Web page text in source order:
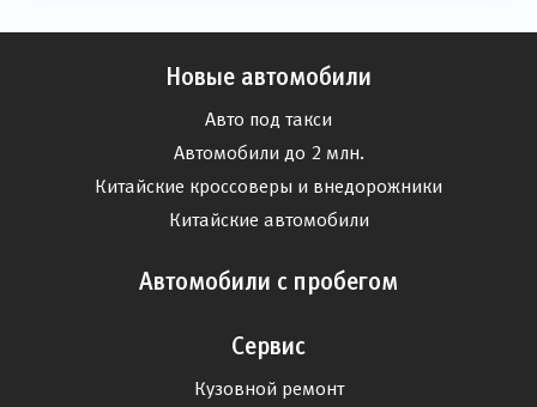
Новые автомобили
Авто под такси
Автомобили до 2 млн.
Китайские кроссоверы и внедорожники
Китайские автомобили
Автомобили с пробегом
Сервис
Кузовной ремонт